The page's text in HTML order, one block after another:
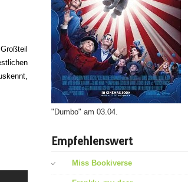
"Dumbo" am 03.04.
Empfehlenswert
Miss Bookiverse